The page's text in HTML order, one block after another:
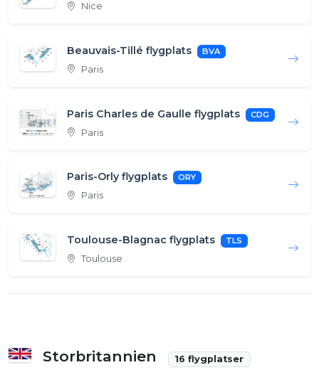
Nice
Beauvais-Tillé flygplats BVA
Paris
Paris Charles de Gaulle flygplats CDG
Paris
Paris-Orly flygplats ORY
Paris
Toulouse-Blagnac flygplats TLS
Toulouse
Storbritannien 16 flygplatser